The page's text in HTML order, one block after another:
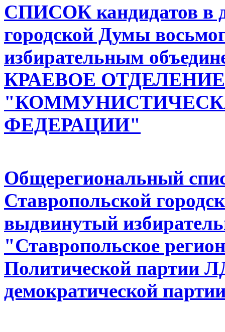
СПИСОК кандидатов в
городской Думы
избирательным
КРАЕВОЕ ОТДЕЛЕНИЕ
ФЕДЕРАЦИИ"
Общерегиональный
Ставропольской
выдвинутый
"Ставропольское
Политической партии
демократической